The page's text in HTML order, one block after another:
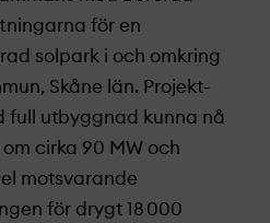
för en
solpark i och omkring
Skåne län. Projekt­
full utbyggnad kunna nå
cirka 90 MW och
motsvarande
för drygt 18 000